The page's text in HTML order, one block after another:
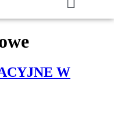
W